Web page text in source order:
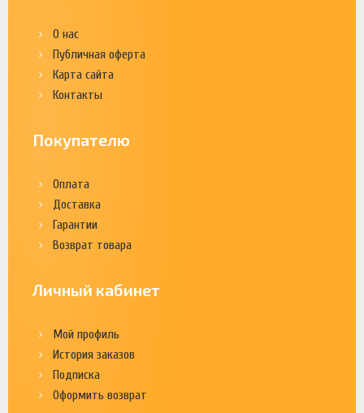
О нас
Публичная оферта
Карта сайта
Контакты
Покупателю
Оплата
Доставка
Гарантии
Возврат товара
Личный кабинет
Мой профиль
История заказов
Подписка
Оформить возврат